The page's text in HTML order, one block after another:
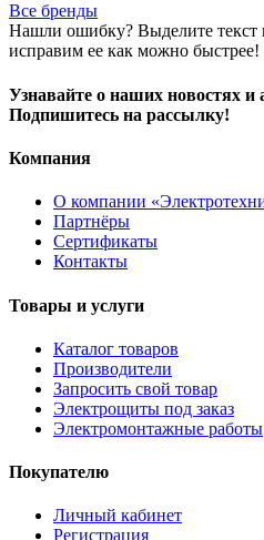
Все бренды
Нашли ошибку? Выделите
исправим ее как можно быстрее!
Узнавайте о наших новостях
Подпишитесь на рассылку!
Компания
О компании
Партнёры
Сертификаты
Контакты
Товары и услуги
Каталог товаров
Производители
Запросить свой товар
Электрощиты под заказ
Электромонтажные работы
Покупателю
Личный кабинет
Регистрация